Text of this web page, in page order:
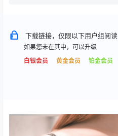
下载链接，仅限以下用户组阅读
如果您未在其中，可以升级
白银会员
黄金会员 铂金会员